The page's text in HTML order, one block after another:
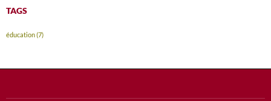
TAGS
éducation(7)